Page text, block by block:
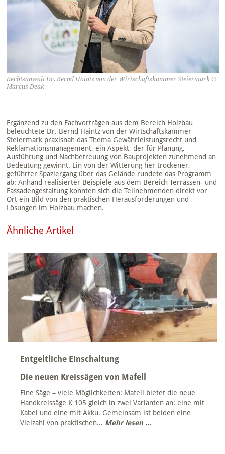
Rechtsanwalt Dr. Bernd Haintz von der Wirtschaftskammer Steiermark ©
Marcus Deak
Ergänzend zu den Fachvorträgen aus dem Bereich Holzbau
beleuchtete Dr. Bernd Haintz von der Wirtschaftskammer
Steiermark praxisnah das Thema Gewährleistungsrecht und
Reklamationsmanagement, ein Aspekt, der für Planung,
Ausführung und Nachbetreuung von Bauprojekten zunehmend an
Bedeutung gewinnt. Ein von der Witterung her trockener,
geführter Spaziergang über das Gelände rundete das Programm
ab: Anhand realisierter Beispiele aus dem Bereich Terrassen- und
Fassadengestaltung konnten sich die Teilnehmenden direkt vor
Ort ein Bild von den praktischen Herausforderungen und
Lösungen im Holzbau machen.
Ähnliche Artikel
Entgeltliche Einschaltung
Die neuen Kreissägen von Mafell
Eine Säge – viele Möglichkeiten: Mafell bietet die neue
Handkreissäge K 105 gleich in zwei Varianten an: eine mit
Kabel und eine mit Akku. Gemeinsam ist beiden eine
Vielzahl von praktischen... Mehr lesen ...